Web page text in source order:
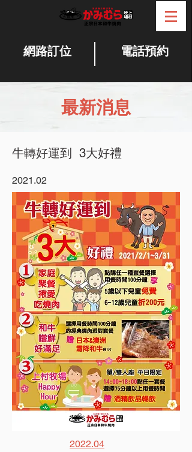
網路訂位 電話預約
最新消息
牛轉好運到 3大好禮
2021.02
2022.04